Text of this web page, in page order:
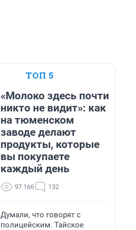
ТОП 5
«Молоко здесь почти
никто не видит»: как
на тюменском
заводе делают
продукты, которые
вы покупаете
каждый день
97 166 132
Думали, что говорят с
полицейским. Тайское